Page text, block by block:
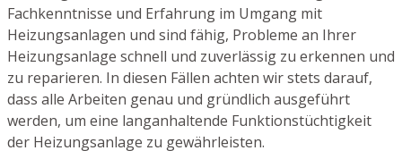
Fachkenntnisse und Erfahrung im Umgang mit
Heizungsanlagen und sind fähig, Probleme an Ihrer
Heizungsanlage schnell und zuverlässig zu erkennen und
zu reparieren. In diesen Fällen achten wir stets darauf,
dass alle Arbeiten genau und gründlich ausgeführt
werden, um eine langanhaltende Funktionstüchtigkeit
der Heizungsanlage zu gewährleisten.